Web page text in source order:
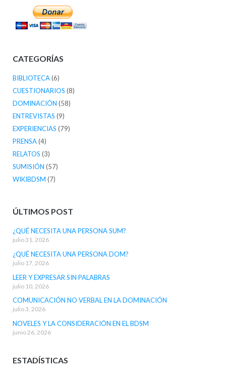
CATEGORÍAS
BIBLIOTECA(6)
CUESTIONARIOS (8)
DOMINACIÓN (58)
ENTREVISTAS (9)
EXPERIENCIAS (79)
PRENSA(4)
RELATOS (3)
SUMISIÓN (57)
WIKIBDSM (7)
ÚLTIMOS POST
¿QUÉ NECESITA UNA PERSONA SUM?
julio 31, 2026
¿QUÉ NECESITA UNA PERSONA DOM?
julio 17, 2026
LEER Y EXPRESAR SIN PALABRAS
julio 10, 2026
COMUNICACIÓN NO VERBAL EN LA DOMINACIÓN
julio 3, 2026
NOVELES Y LA CONSIDERACIÓN EN EL BDSM
junio 26, 2026
ESTADÍSTICAS